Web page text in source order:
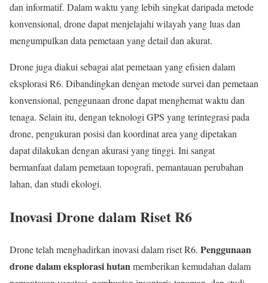
dan informatif. Dalam waktu yang lebih singkat daripada metode
konvensional, drone dapat menjelajahi wilayah yang luas dan
mengumpulkan data pemetaan yang detail dan akurat.
Drone juga diakui sebagai alat pemetaan yang efisien dalam
eksplorasi R6. Dibandingkan dengan metode survei dan pemetaan
konvensional, penggunaan drone dapat menghemat waktu dan
tenaga. Selain itu, dengan teknologi GPS yang terintegrasi pada
drone, pengukuran posisi dan koordinat area yang dipetakan
dapat dilakukan dengan akurasi yang tinggi. Ini sangat
bermanfaat dalam pemetaan topografi, pemantauan perubahan
lahan, dan studi ekologi.
Inovasi Drone dalam Riset R6
Drone telah menghadirkan inovasi dalam riset R6. Penggunaan
drone dalam eksplorasi hutanmemberikan kemudahan dalam